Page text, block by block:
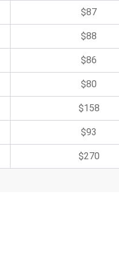
$87
$88
$86
$80
$158
$93
$270